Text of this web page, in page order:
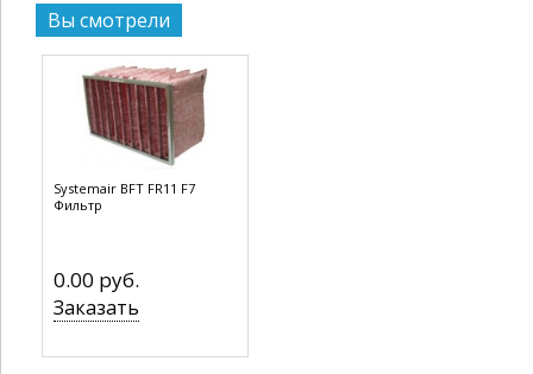
Вы смотрели
Systemair BFT FR11 F7
Фильтр
0.00 руб.
Заказать